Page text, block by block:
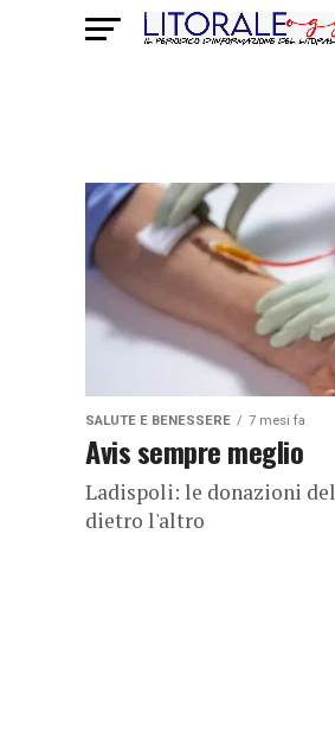
SALUTE E BENESSERE 7 mesi fa
Avis sempre meglio
Ladispoli: le donazioni
dietro l'altro